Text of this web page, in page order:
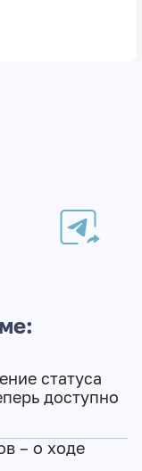
статуса
доступно
– о ходе